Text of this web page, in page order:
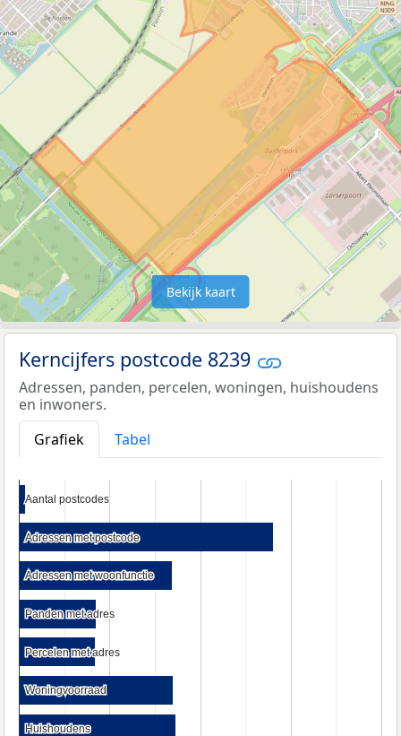
Bekijk kaart
Kerncijfers postcode 8239
Adressen, panden, percelen, woningen, huishoudens
en inwoners.
Grafiek
Tabel
Aantal postcodes
Aantal postcodes
Adressen met postcode
Adressen met postcode
Adressen met woonfunctie
Adressen met woonfunctie
Panden met adres
Panden met adres
Percelen met adres
Percelen met adres
Woningvoorraad
Woningvoorraad
Huishoudens
Huishoudens